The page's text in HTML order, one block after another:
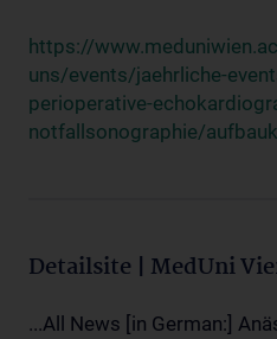
https://
uns/events/jaehrliche-
perioperative-
notfallsonographie/
Detailsite | MedUni
...All News [in German:]